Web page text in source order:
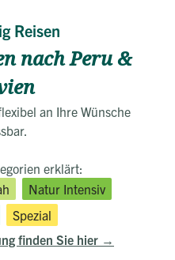
Reisen
nach Peru &
an Ihre Wünsche
erklärt:
Natur Intensiv
Spezial
finden Sie hier